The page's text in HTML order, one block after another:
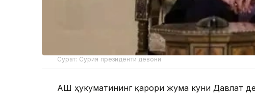
Сурат: Сурия президенти девони
АҚШ ҳукуматининг қарори жума куни Давлат